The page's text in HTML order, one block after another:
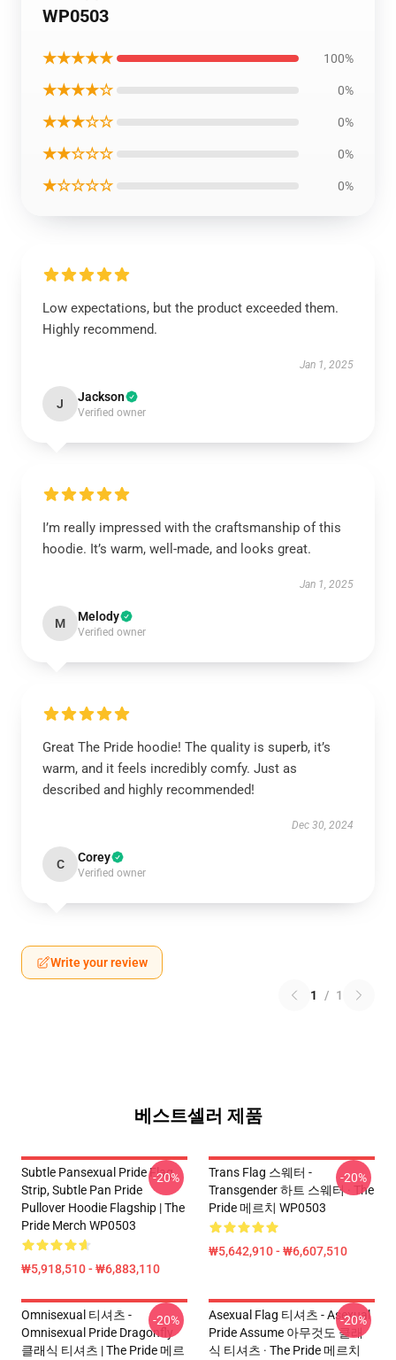
WP0503
★★★★★ 100%
★★★★☆ 0%
★★★☆☆ 0%
★★☆☆☆ 0%
★☆☆☆☆ 0%
Low expectations, but the product exceeded them.
Highly recommend.
Jan 1, 2025
J Jackson
Verified owner
I’m really impressed with the craftsmanship of this
hoodie. It’s warm, well-made, and looks great.
Jan 1, 2025
M Melody
Verified owner
Great The Pride hoodie! The quality is superb, it’s
warm, and it feels incredibly comfy. Just as
described and highly recommended!
Dec 30, 2024
C Corey
Verified owner
Write your review
1 / 1
베스트셀러 제품
Subtle Pansexual Pride Flag
Strip, Subtle Pan Pride
Pullover Hoodie Flagship | The
Pride Merch WP0503
₩5,918,510 - ₩6,883,110
-20%
Trans Flag 스웨터 -
Transgender 하트 스웨터 · The
Pride 메르치 WP0503
₩5,642,910 - ₩6,607,510
-20%
Omnisexual 티셔츠 -
Omnisexual Pride Dragonfly
클래식 티셔츠 | The Pride 메르
-20%
Asexual Flag 티셔츠 - Asexual
Pride Assume 아무것도 클래
식 티셔츠 · The Pride 메르치
-20%